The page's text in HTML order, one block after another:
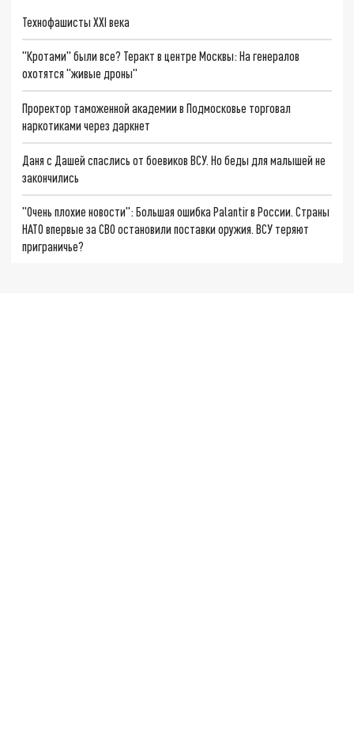
Технофашисты XXI века
"Кротами" были все? Теракт в центре Москвы: На генералов
охотятся "живые дроны"
Проректор таможенной академии в Подмосковье торговал
наркотиками через даркнет
Даня с Дашей спаслись от боевиков ВСУ. Но беды для малышей не
закончились
"Очень плохие новости": Большая ошибка Palantir в России. Страны
НАТО впервые за СВО остановили поставки оружия. ВСУ теряют
приграничье?